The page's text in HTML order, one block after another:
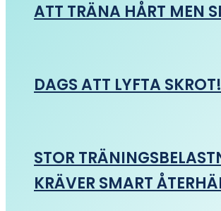
ATT TRÄNA HÅRT MEN
DAGS ATT LYFTA SKROT!
STOR
KRÄVER SMART